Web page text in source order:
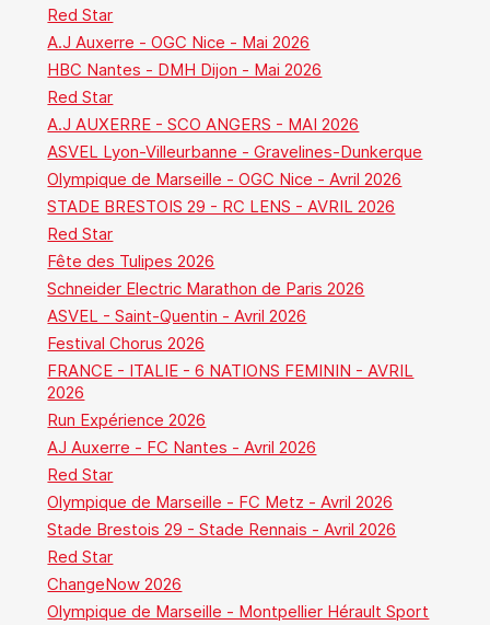
Red Star
A.J Auxerre - OGC Nice - Mai 2026
HBC Nantes - DMH Dijon - Mai 2026
Red Star
A.J AUXERRE - SCO ANGERS - MAI 2026
ASVEL Lyon-Villeurbanne - Gravelines-Dunkerque
Olympique de Marseille - OGC Nice - Avril 2026
STADE BRESTOIS 29 - RC LENS - AVRIL 2026
Red Star
Fête des Tulipes 2026
Schneider Electric Marathon de Paris 2026
ASVEL - Saint-Quentin - Avril 2026
Festival Chorus 2026
FRANCE - ITALIE - 6 NATIONS FEMININ - AVRIL
2026
Run Expérience 2026
AJ Auxerre - FC Nantes - Avril 2026
Red Star
Olympique de Marseille - FC Metz - Avril 2026
Stade Brestois 29 - Stade Rennais - Avril 2026
Red Star
ChangeNow 2026
Olympique de Marseille - Montpellier Hérault Sport